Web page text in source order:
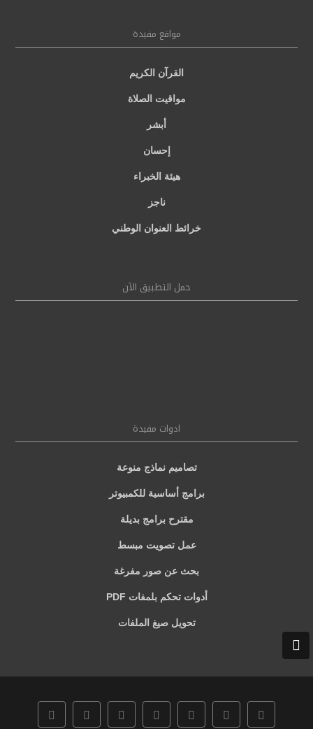
مواقع مفيدة
القرآن الكريم
مواقيت الصلاة
أبشر
إحسان
هيئة الخبراء
ناجز
خرائط العنوان الوطني
حمل التطبيق الآن
ادوات مفيدة
تصاميم نماذج منوعة
برامج أساسية للكمبيوتر
مقترح برامج بديلة
عمل تصويت مبسط
بحث عن صور مفرغة
أدوات تحكم بلمفات PDF
تحويل صيغ الملفات